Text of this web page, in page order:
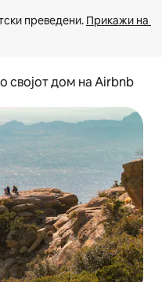
преведени. Прикажи на
својот дом на Airbnb